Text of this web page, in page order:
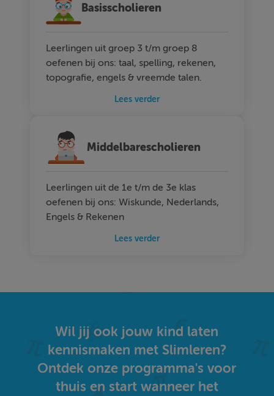
Basisscholieren
Leerlingen uit groep 3 t/m groep 8
oefenen bij ons: taal, spelling, rekenen,
topografie, engels & vreemde talen.
Lees verder
Middelbarescholieren
Leerlingen uit de 1e t/m de 3e klas
oefenen bij ons: Wiskunde, Nederlands,
Engels & Rekenen
Lees verder
Wil jij ook jouw kind laten
kennismaken met Slimleren?
Ontdek onze programma's voor
thuis en start wanneer het